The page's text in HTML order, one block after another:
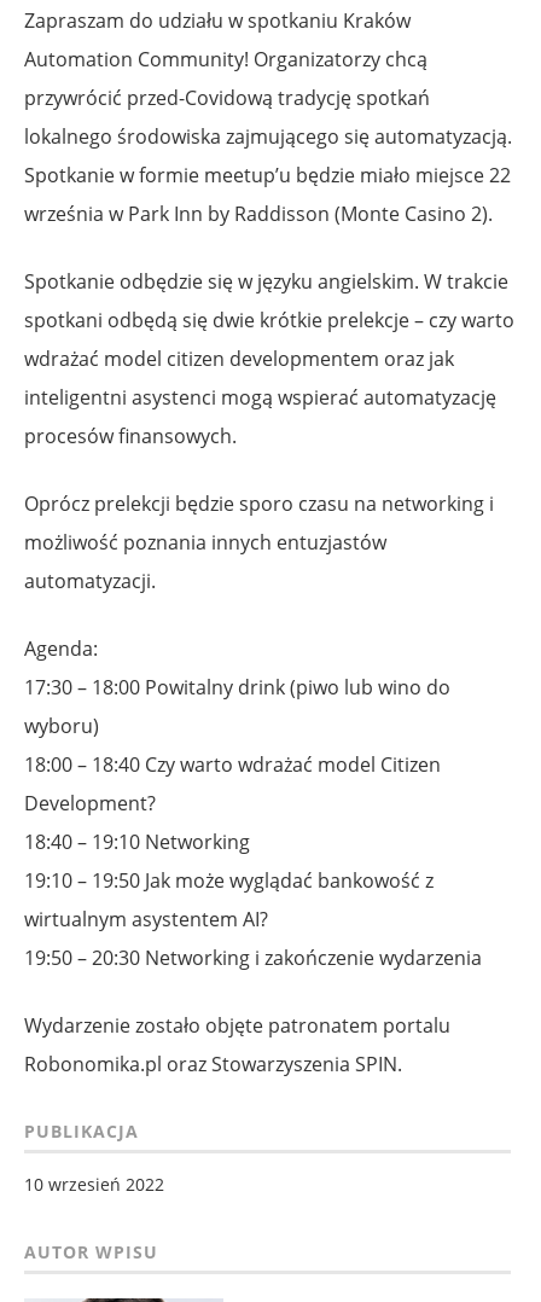
Zapraszam do udziału w spotkaniu Kraków
Automation Community! Organizatorzy chcą
przywrócić przed-Covidową tradycję spotkań
lokalnego środowiska zajmującego się automatyzacją.
Spotkanie w formie meetup’u będzie miało miejsce 22
września w Park Inn by Raddisson (Monte Casino 2).
Spotkanie odbędzie się w języku angielskim. W trakcie
spotkani odbędą się dwie krótkie prelekcje – czy warto
wdrażać model citizen developmentem oraz jak
inteligentni asystenci mogą wspierać automatyzację
procesów finansowych.
Oprócz prelekcji będzie sporo czasu na networking i
możliwość poznania innych entuzjastów
automatyzacji.
Agenda:
17:30 – 18:00 Powitalny drink (piwo lub wino do
wyboru)
18:00 – 18:40 Czy warto wdrażać model Citizen
Development?
18:40 – 19:10 Networking
19:10 – 19:50 Jak może wyglądać bankowość z
wirtualnym asystentem AI?
19:50 – 20:30 Networking i zakończenie wydarzenia
Wydarzenie zostało objęte patronatem portalu
Robonomika.pl oraz Stowarzyszenia SPIN.
PUBLIKACJA
10 wrzesień 2022